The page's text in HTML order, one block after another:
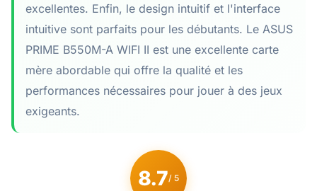
excellentes. Enfin, le design intuitif et l'interface
intuitive sont parfaits pour les débutants. Le ASUS
PRIME B550M-A WIFI II est une excellente carte
mère abordable qui offre la qualité et les
performances nécessaires pour jouer à des jeux
exigeants.
8.7/ 5